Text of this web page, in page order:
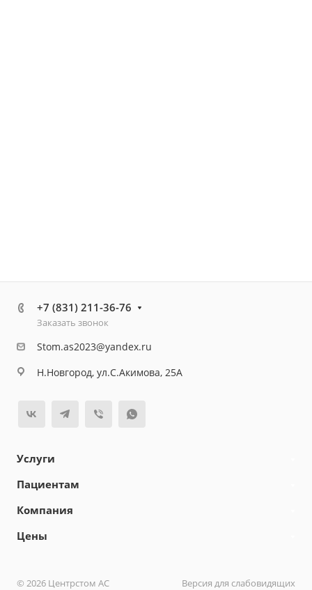
+7 (831) 211-36-76
Заказать звонок
Stom.as2023@yandex.ru
Н.Новгород, ул.С.Акимова, 25А
Услуги
Пациентам
Компания
Цены
© 2026 Центрстом АС
Версия для слабовидящих